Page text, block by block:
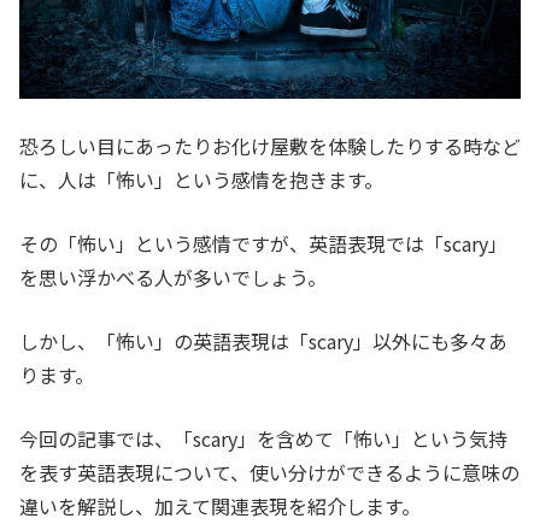
恐ろしい目にあったりお化け屋敷を体験したりする時など
に、人は「怖い」という感情を抱きます。
その「怖い」という感情ですが、英語表現では「scary」
を思い浮かべる人が多いでしょう。
しかし、「怖い」の英語表現は「scary」以外にも多々あ
ります。
今回の記事では、「scary」を含めて「怖い」という気持
を表す英語表現について、使い分けができるように意味の
違いを解説し、加えて関連表現を紹介します。